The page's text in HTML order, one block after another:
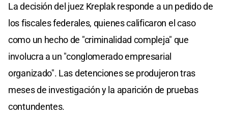
La decisión del juez Kreplak responde a un pedido de
los fiscales federales, quienes calificaron el caso
como un hecho de "criminalidad compleja" que
involucra a un "conglomerado empresarial
organizado". Las detenciones se produjeron tras
meses de investigación y la aparición de pruebas
contundentes.